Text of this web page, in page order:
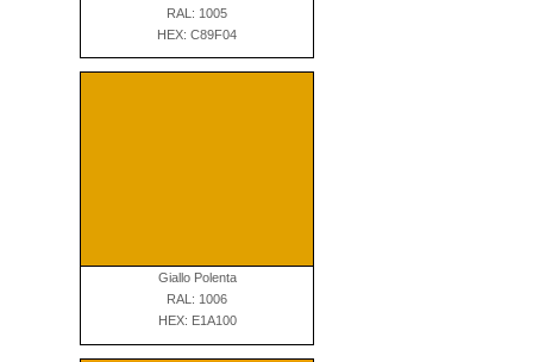
RAL: 1005
HEX: C89F04
Giallo Polenta
RAL: 1006
HEX: E1A100